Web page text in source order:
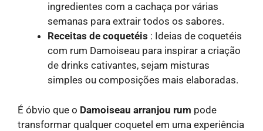
ingredientes com a cachaça por várias
semanas para extrair todos os sabores.
Receitas de coquetéis : Ideias de coquetéis
com rum Damoiseau para inspirar a criação
de drinks cativantes, sejam misturas
simples ou composições mais elaboradas.
É óbvio que o Damoiseau arranjou rum pode
transformar qualquer coquetel em uma experiência